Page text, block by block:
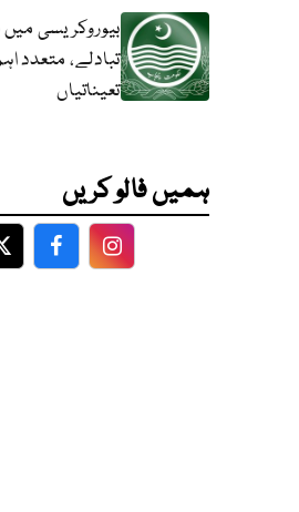
بیوروکریسی میں
تبادلے، متعدد
تعیناتیاں
ہمیں فالو کریں
TwitterFacebookFacebook